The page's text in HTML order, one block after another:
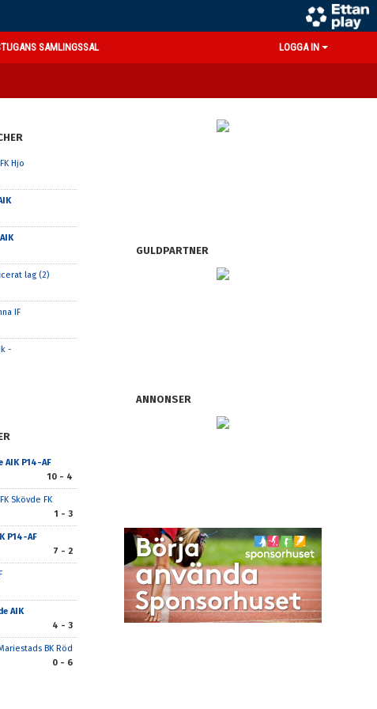
SAMLINGSSAL LOGGA IN
Hjo
lag (2)
IF
-
AIK P14-AF
10 - 4
Skövde FK
1 - 3
P14-AF
7 - 2
AIK
4 - 3
BK Röd
0 - 6
GULDPARTNER
ANNONSER